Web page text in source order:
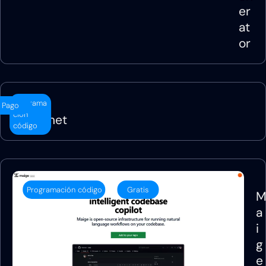
er
at
or
Programa
ción
código
Pago
Magnet
Programación código Gratis
a
i
g
e